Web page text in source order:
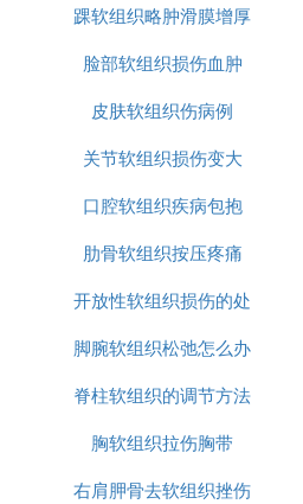
胀
踝软组织略肿滑膜增厚
脸部软组织损伤血肿
皮肤软组织伤病例
关节软组织损伤变大
口腔软组织疾病包抱
肋骨软组织按压疼痛
开放性软组织损伤的处
理原则是
脚腕软组织松弛怎么办
脊柱软组织的调节方法
胸软组织拉伤胸带
右肩胛骨去软组织挫伤